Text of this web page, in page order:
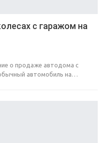
с гаражом на
о продаже автодома с
автомобиль на…